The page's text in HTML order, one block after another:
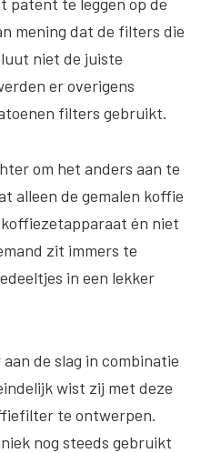
mening dat de filters die
niet de juiste
er overigens
filters gebruikt.
om het anders aan te
alleen de gemalen koffie
én niet
zit immers te
in een lekker
de slag in combinatie
wist zij met deze
te ontwerpen.
nog steeds gebruikt